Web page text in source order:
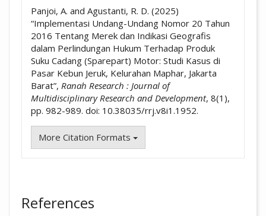
Panjoi, A. and Agustanti, R. D. (2025)
“Implementasi Undang-Undang Nomor 20 Tahun
2016 Tentang Merek dan Indikasi Geografis
dalam Perlindungan Hukum Terhadap Produk
Suku Cadang (Sparepart) Motor: Studi Kasus di
Pasar Kebun Jeruk, Kelurahan Maphar, Jakarta
Barat”, Ranah Research : Journal of
Multidisciplinary Research and Development, 8(1),
pp. 982-989. doi: 10.38035/rrj.v8i1.1952.
More Citation Formats
References